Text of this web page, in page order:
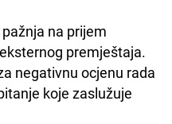
na prijem
premještaja.
negativnu ocjenu rada
koje zaslužuje